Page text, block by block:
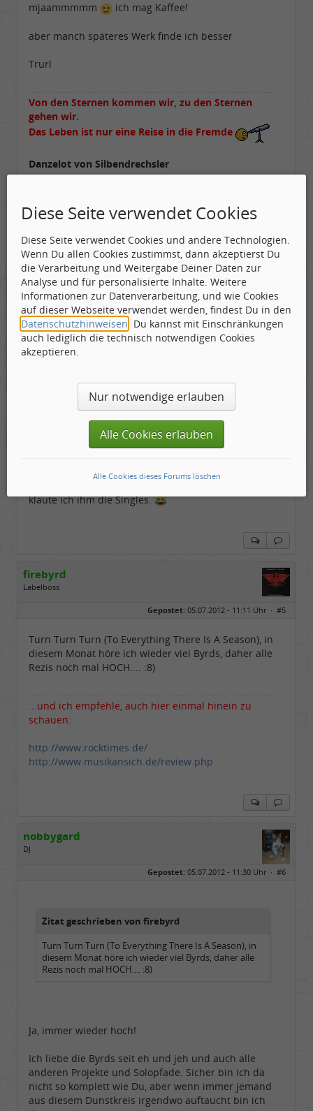
mjaammmmm ich mag Kaffee!
aber manch späteres Werk finde ich besser
Trurl
Von den Sternen kommen wir, zu den Sternen
gehen wir.
Das Leben ist nur eine Reise in die Fremde
Danzelot von Silbendrechsler
aus „Walter Moers - Die Stadt der Träumenden Bücher“
Eine andere Seite, bei der ich mitarbeite
The Return of Brian J.
Mensch, firebyrd.
Genau dieses Debutalbum hab` ich damals gehabt.
Weihnachtsbaum.
Tolles Teil - hundertmal rauf und runter "genudelt".
Irgendwann ging der longplayer in die Sammlung
klaute ich ihm die Singles.
firebyrd
Labelboss
Hausgeburt (Ausgeburt?)
Gepostet: 05.07.2012 - 11:11 Uhr · #5
Turn Turn Turn (To Everything There Is A Season), in
diesem Monat höre ich wieder viel Byrds, daher alle
Rezis noch mal HOCH.... :8)
...und ich empfehle, auch hier einmal hinein zu
schauen:
http://www.rocktimes.de/
http://www.musikansich.de/review.php
nobbygard
DJ
Schleswig-HolsteinGepostet: 05.07.2012 - 11:30 Uhr · #6
Zitat geschrieben von firebyrd
Turn Turn Turn (To Everything There Is A Season), in
diesem Monat höre ich wieder viel Byrds, daher alle
Rezis noch mal HOCH.... :8)
Ja, immer wieder hoch!
Ich liebe die Byrds seit eh und jeh und auch alle
anderen Projekte und Solopfade. Sicher bin ich da
nicht so komplett wie Du, aber wenn immer jemand
aus diesem Dunstkreis irgendwo auftaucht bin ich
Diese Seite verwendet Cookies
Diese Seite verwendet Cookies und andere Technologien.
Wenn Du allen Cookies zustimmst, dann akzeptierst Du
die Verarbeitung und Weitergabe Deiner Daten zur
Analyse und für personalisierte Inhalte. Weitere
Informationen zur Datenverarbeitung, und wie Cookies
auf dieser Webseite verwendet werden, findest Du in den
Datenschutzhinweisen . Du kannst mit Einschränkungen
auch lediglich die technisch notwendigen Cookies
akzeptieren.
Nur notwendige erlauben
Alle Cookies erlauben
Alle Cookies dieses Forums löschen